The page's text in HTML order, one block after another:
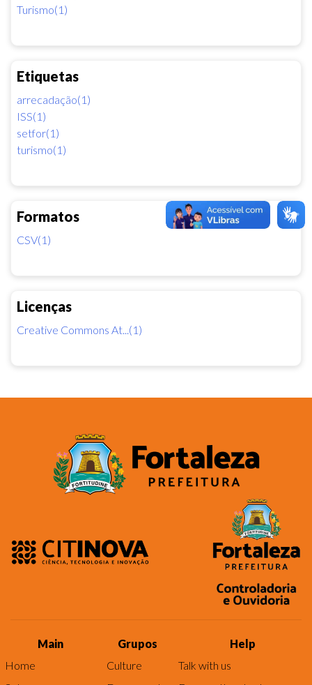
Turismo(1)
Etiquetas
arrecadação(1)
ISS(1)
setfor(1)
turismo(1)
Formatos
CSV(1)
Licenças
Creative Commons At...(1)
Main
Home
Grupos
Culture
Help
Talk with us